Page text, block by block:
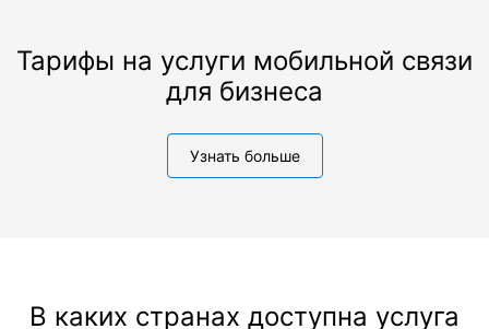
Тарифы на услуги мобильной связи
для бизнеса
Узнать больше
В каких странах доступна услуга